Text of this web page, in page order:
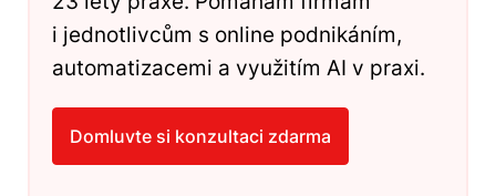
i jednotlivcům s online podnikáním,
automatizacemi a využitím AI v praxi.
Domluvte si konzultaci zdarma